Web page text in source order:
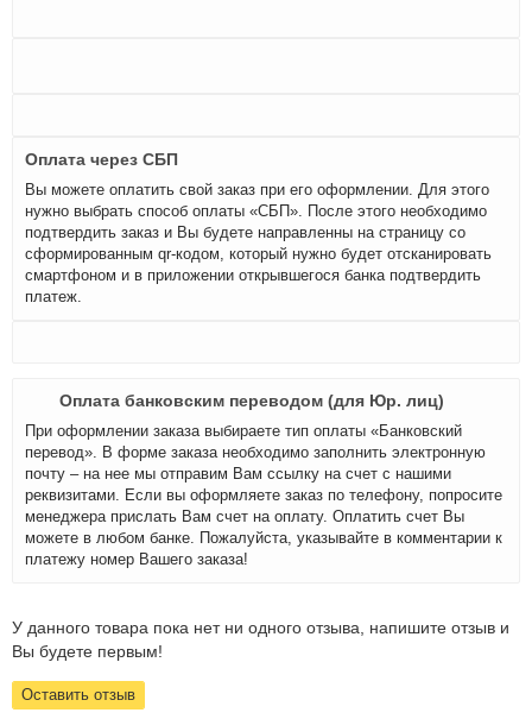
Оплата через СБП
Вы можете оплатить свой заказ при его оформлении. Для этого
нужно выбрать способ оплаты «СБП». После этого необходимо
подтвердить заказ и Вы будете направленны на страницу со
сформированным qr-кодом, который нужно будет отсканировать
смартфоном и в приложении открывшегося банка подтвердить
платеж.
Оплата банковским переводом (для Юр. лиц)
При оформлении заказа выбираете тип оплаты «Банковский
перевод». В форме заказа необходимо заполнить электронную
почту – на нее мы отправим Вам ссылку на счет с нашими
реквизитами. Если вы оформляете заказ по телефону, попросите
менеджера прислать Вам счет на оплату. Оплатить счет Вы
можете в любом банке. Пожалуйста, указывайте в комментарии к
платежу номер Вашего заказа!
У данного товара пока нет ни одного отзыва, напишите отзыв и
Вы будете первым!
Оставить отзыв